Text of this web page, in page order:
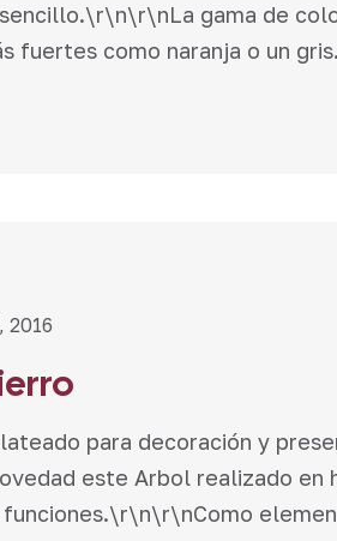
gama de
fuertes como naranja o un
2016
para decoración y
este Arbol realizado
funciones.\r\n\r\nComo